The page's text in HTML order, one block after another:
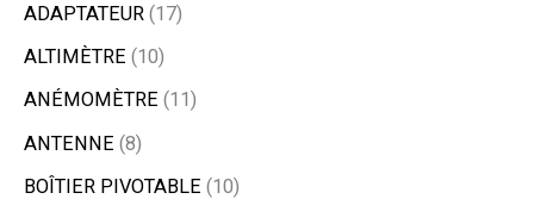
ADAPTATEUR 17
ALTIMÈTRE 10
ANÉMOMÈTRE 11
ANTENNE 8
BOÎTIER PIVOTABLE 10